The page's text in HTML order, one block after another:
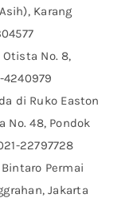
Karang
No. 8,
4240979
di Ruko Easton
No. 48, Pondok
22797728
Permai
Jakarta